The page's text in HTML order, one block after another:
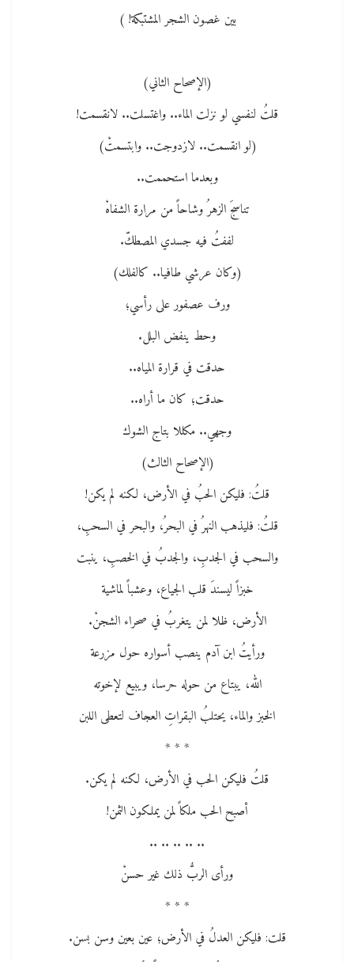
بين غصون الشجر المشتبكة! )
(الإصحاح الثاني)
قلتُ لنفسي لو نزلت الماء.. واغتسلت.. لانقسمت!
(لو انقسمت.. لازدوجت.. وابتسمتْ)
وبعدما استحممت..
تناسجَ الزهرُ وشاحاً من مرارة الشفاهْ
لففتُ فيه جسدي المصطكّ.
(وكان عرشي طافيا.. كالفلك)
ورف عصفور على رأسي؛
وحط ينفض البلل.
حدقت في قرارة المياه..
حدقت؛ كان ما أراه..
وجهي.. مكللا بتاج الشوك
(الإصحاح الثالث)
قلتُ: فليكن الحبُ في الأرض، لكنه لم يكن!
قلتُ: فليذهب النهرُ في البحرُ، والبحر في السحبِ،
والسحب في الجدبِ، والجدبُ في الخصبِ، ينبت
خبزاً ليسندَ قلب الجياع، وعشباً لماشية
الأرض، ظلا لمن يتغربُ في صحراء الشجنْ.
ورأيتُ ابن آدم ينصب أسواره حول مزرعة
الله، يبتاع من حوله حرسا، ويبيع لإخوته
الخبز والماء، يحتلبُ البقراتِ العجاف لتعطى اللبن
* * *
قلتُ فليكن الحب في الأرض، لكنه لم يكن.
أصبح الحب ملكاً لمن يملكون الثمن!
.. .. .. .. ..
ورأى الربُّ ذلك غير حسنْ
* * *
قلت: فليكن العدلُ في الأرض؛ عين بعين وسن بسن.